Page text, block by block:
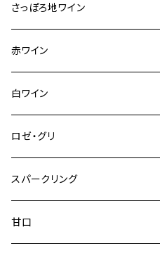
さっぽろ地ワイン
赤ワイン
白ワイン
ロゼ・グリ
スパークリング
甘口